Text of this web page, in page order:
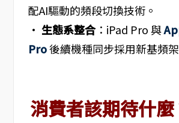
配AI驅動的頻段切換技術。
• 生態系整合：iPad Pro 與
Pro後續機種同步採用新基頻架
消費者該期待什